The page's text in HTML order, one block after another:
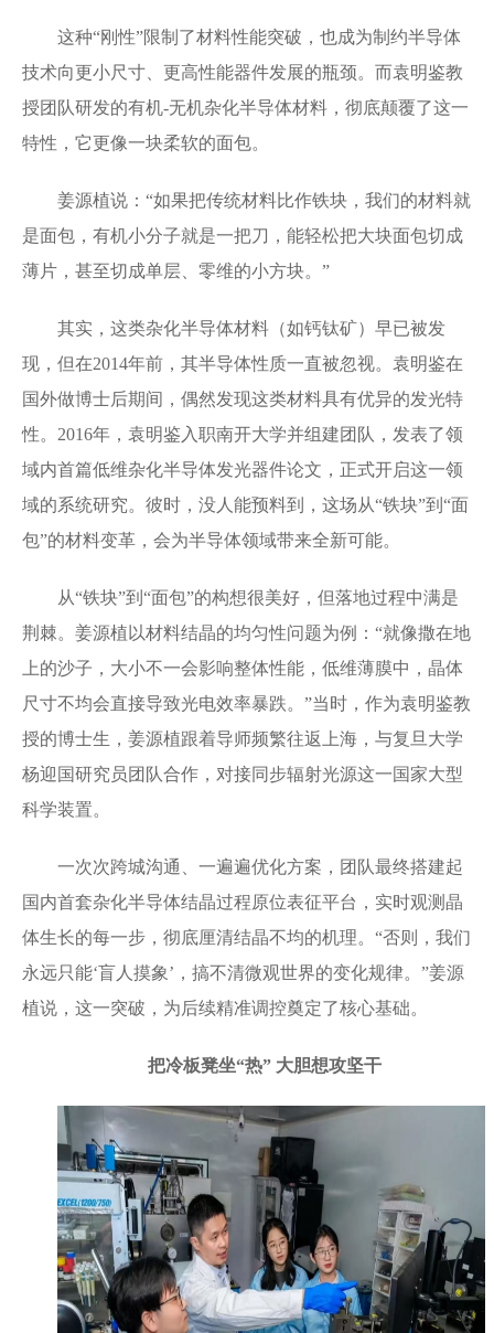
这种“刚性”限制了材料性能突破，也成为制约半导体
技术向更小尺寸、更高性能器件发展的瓶颈。而袁明鉴教
授团队研发的有机-无机杂化半导体材料，彻底颠覆了这一
特性，它更像一块柔软的面包。
姜源植说：“如果把传统材料比作铁块，我们的材料就
是面包，有机小分子就是一把刀，能轻松把大块面包切成
薄片，甚至切成单层、零维的小方块。”
其实，这类杂化半导体材料（如钙钛矿）早已被发
现，但在2014年前，其半导体性质一直被忽视。袁明鉴在
国外做博士后期间，偶然发现这类材料具有优异的发光特
性。2016年，袁明鉴入职南开大学并组建团队，发表了领
域内首篇低维杂化半导体发光器件论文，正式开启这一领
域的系统研究。彼时，没人能预料到，这场从“铁块”到“面
包”的材料变革，会为半导体领域带来全新可能。
从“铁块”到“面包”的构想很美好，但落地过程中满是
荆棘。姜源植以材料结晶的均匀性问题为例：“就像撒在地
上的沙子，大小不一会影响整体性能，低维薄膜中，晶体
尺寸不均会直接导致光电效率暴跌。”当时，作为袁明鉴教
授的博士生，姜源植跟着导师频繁往返上海，与复旦大学
杨迎国研究员团队合作，对接同步辐射光源这一国家大型
科学装置。
一次次跨城沟通、一遍遍优化方案，团队最终搭建起
国内首套杂化半导体结晶过程原位表征平台，实时观测晶
体生长的每一步，彻底厘清结晶不均的机理。“否则，我们
永远只能‘盲人摸象’，搞不清微观世界的变化规律。”姜源
植说，这一突破，为后续精准调控奠定了核心基础。
把冷板凳坐“热” 大胆想攻坚干